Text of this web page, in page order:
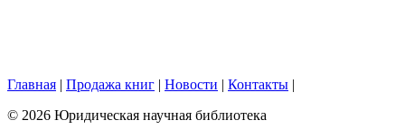
Главная | Продажа книг | Новости | Контакты |
© 2026 Юридическая научная библиотека